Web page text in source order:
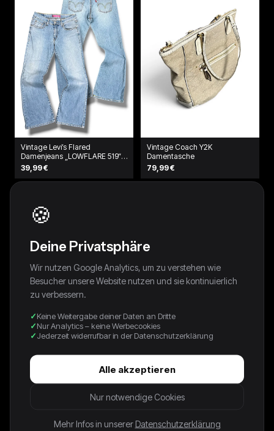
Vintage Levi’s Flared
Damenjeans „LOWFLARE 519“
(M)
39,99 €
Vintage Coach Y2K
Damentasche
79,99 €
Vintage L.A Idol Y2K Bootcut /
Flared Damenjeans (L)
Vintage Miss Me Y2K Low Waist
Bootcut / Flared Damenjeans
(L)
69,99 €
🍪
Deine Privatsphäre
Wir nutzen Google Analytics, um zu verstehen wie
Besucher unsere Website nutzen und sie kontinuierlich
zu verbessern.
Keine Weitergabe deiner Daten an Dritte
Nur Analytics – keine Werbecookies
Jederzeit widerrufbar in der Datenschutzerklärung
Alle akzeptieren
Nur notwendige Cookies
Mehr Infos in unserer Datenschutzerklärung